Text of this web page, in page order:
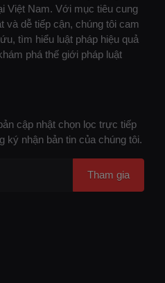
Việt Nam. Với mục tiêu cung
và dễ tiếp cận, chúng tôi cam
tìm hiểu luật pháp hiệu quả
phá thế giới pháp luật
cập nhật chọn lọc trực tiếp
ký nhận bản tin của chúng tôi.
Tham gia